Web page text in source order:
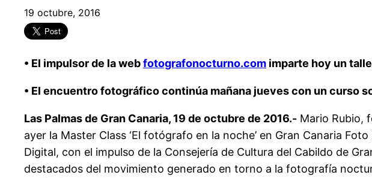
19 octubre, 2016
• El impulsor de la webfotografonocturno.com imparte hoy un
• El encuentro fotográfico continúa mañana jueves con un curso
Las Palmas de Gran Canaria, 19 de octubre de 2016.- Mario Rubio,
ayer la Master Class ‘El fotógrafo en la noche’ en Gran Canaria
Digital, con el impulso de la Consejería de Cultura del Cabildo de
destacados del movimiento generado en torno a la fotografía